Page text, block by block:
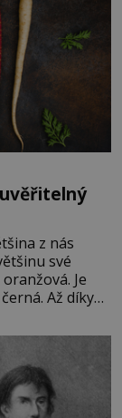
z nás
své
Je
Až díky
představit.